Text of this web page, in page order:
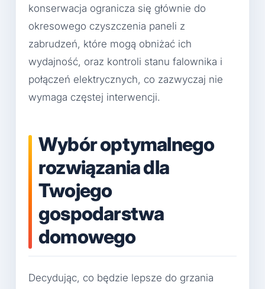
konserwacja ogranicza się głównie do
okresowego czyszczenia paneli z
zabrudzeń, które mogą obniżać ich
wydajność, oraz kontroli stanu falownika i
połączeń elektrycznych, co zazwyczaj nie
wymaga częstej interwencji.
Wybór optymalnego
rozwiązania dla
Twojego
gospodarstwa
domowego
Decydując, co będzie lepsze do grzania